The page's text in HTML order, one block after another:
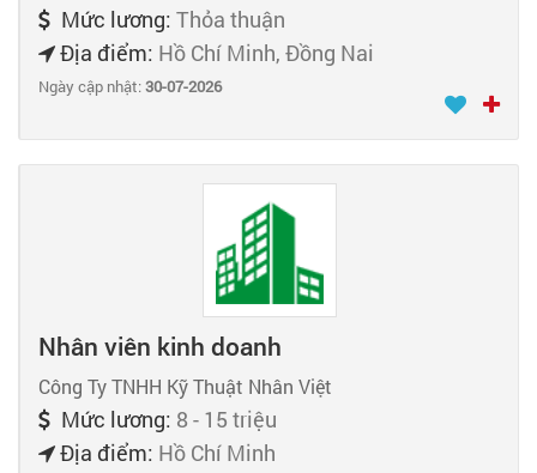
Mức lương: Thỏa thuận
Địa điểm: Hồ Chí Minh, Đồng Nai
Ngày cập nhật:30-07-2026
Nhân viên kinh doanh
Công Ty TNHH Kỹ Thuật Nhân Việt
Mức lương: 8 - 15 triệu
Địa điểm: Hồ Chí Minh